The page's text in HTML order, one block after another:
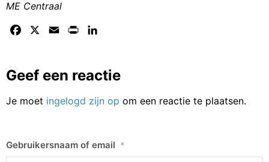
ME Centraal
Facebook Email Print
Geef een reactie
Je moet ingelogd zijn op om een reactie te plaatsen.
Gebruikersnaam of email *